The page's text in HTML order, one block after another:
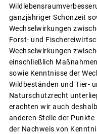
ganzjähriger Schonzeit
Wechselwirkungen
Forst- und
Wechselwirkungen
einschließlich
sowie Kenntnisse der
Wildbeständen und Tier-
Naturschutzrecht
erachten wir auch
anderen Stelle der
der Nachweis von